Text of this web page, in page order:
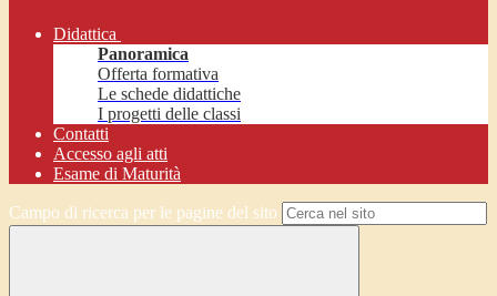
Didattica
Panoramica
Offerta formativa
Le schede didattiche
I progetti delle classi
Contatti
Accesso agli atti
Esame di Maturità
Campo di ricerca per le pagine del sito